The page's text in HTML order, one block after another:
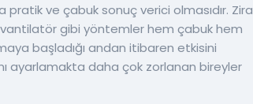
ve çabuk sonuç verici olmasıdır. Zira
vantilatör gibi yöntemler hem çabuk hem
başladığı andan itibaren etkisini
ayarlamakta daha çok zorlanan bireyler